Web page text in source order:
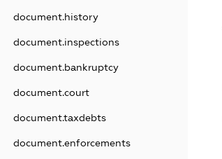
document.history
document.inspections
document.bankruptcy
document.court
document.taxdebts
document.enforcements